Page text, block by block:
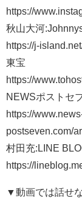
https://
秋山大河
https://j-
東宝
https://
NEWSポストセ
https://
postseven.com/
村田充:LINE
https://
▼動画では話せ